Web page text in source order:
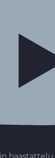
haastattelu